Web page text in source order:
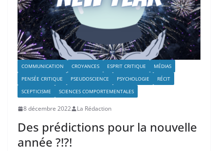
COMMUNICATION CROYANCES ESPRIT CRITIQUE
MÉDIAS
PENSÉE CRITIQUE
PSEUDOSCIENCE PSYCHOLOGIE
RÉCIT
SCEPTICISME
SCIENCES COMPORTEMENTALES
8 décembre 2022 La Rédaction
Des prédictions pour la nouvelle
année ?!?!